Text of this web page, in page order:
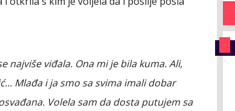
najviše viđala. Ona mi je bila kuma. Ali,
Mlađa i ja smo sa svima imali dobar
Volela sam da dosta putujem sa